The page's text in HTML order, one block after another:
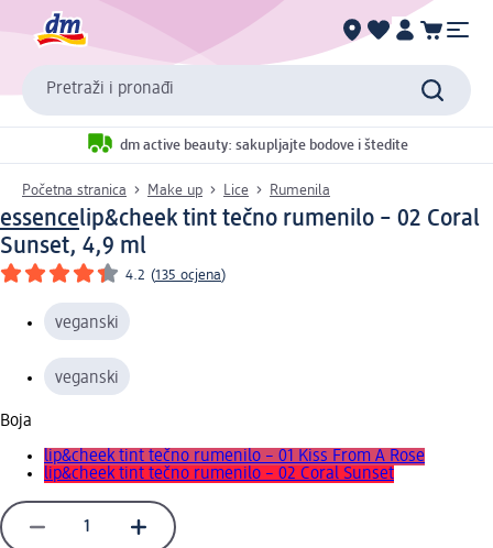
Pretraži i pronađi
dm active beauty: sakupljajte bodove i štedite
Početna stranica Make up Lice Rumenila
essencelip&cheek tint tečno rumenilo – 02 Coral
Sunset, 4,9 ml
4.2 (135 ocjena)
veganski
veganski
Boja
lip&cheek tint tečno rumenilo – 01 Kiss From A Rose
lip&cheek tint tečno rumenilo – 02 Coral Sunset